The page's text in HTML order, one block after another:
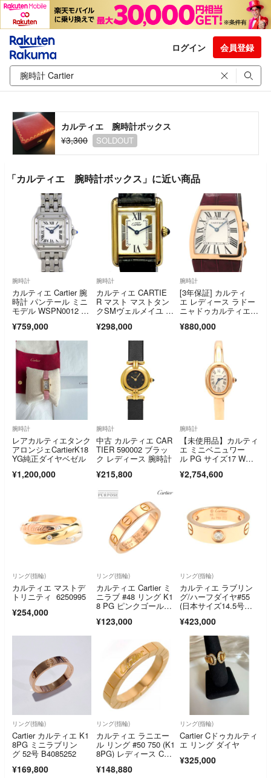
ログイン 会員登録
カルティエ 腕時計ボックス
¥3,300
SOLDOUT
「カルティエ 腕時計ボックス」に近い商品
腕時計
カルティエ Cartier 腕
時計 パンテール ミニ
モデル WSPN0012 ス
盤 SS クオーツアナロ
グ 【箱・保付
き】 【中古】
¥759,000
腕時計
カルティエ CARTIE
R マスト マストタン
クSMヴェルメイユ 50
ース 送料無料 【中
¥298,000
腕時計
[3年保証] カルティ
エ レディース ラドー
ニャドゥカルティエ L
G ラドーニャLM シル
バー クオーツ 腕時
計 中古 送料無料
¥880,000
腕時計
レアカルティエタンク
アロンジェCartierK18
YG純正ダイヤベゼル
¥1,200,000
腕時計
中古 カルティエ CAR
TIER 590002 ブラッ
ク レディース 腕時計
¥215,800
腕時計
【未使用品】カルティ
エ ミニベニュワー
ル PG サイズ17 WGB
ツ
¥2,754,600
リング(指輪)
カルティエ マストデ
トリニティ 6250995
¥254,000
リング(指輪)
カルティエ Cartier ミ
ニラブ #48 リング K1
8 PG ピンクゴール
¥123,000
リング(指輪)
カルティエ ラブリン
グ/ハーフダイヤ#55
(日本サイズ14.5号近
ピング】【Aランク】
【中古】
¥423,000
リング(指輪)
Cartier カルティエ K1
8PG ミニラブリン
グ 52号 B4085252
¥169,800
リング(指輪)
カルティエ ラニエー
ル リング #50 750 (K1
8PG) レディース CAR
古】 【ジュエリー】
¥148,880
リング(指輪)
Cartier Cドゥカルティ
エ リング ダイヤ
¥325,000